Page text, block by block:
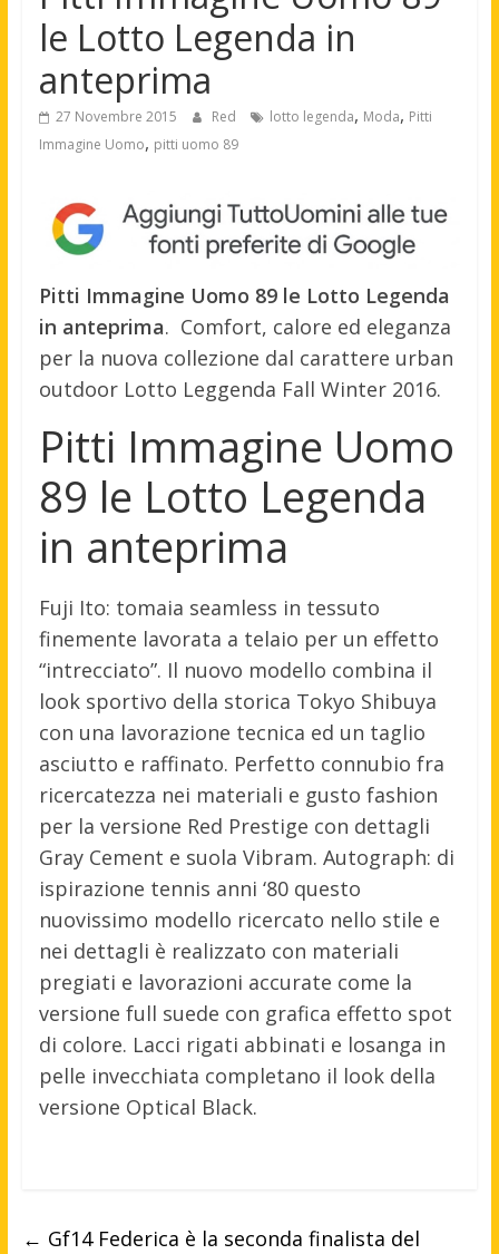
le Lotto Legenda in
anteprima
27 Novembre 2015 Red lotto legenda, Moda, Pitti
Immagine Uomo, pitti uomo 89
Pitti Immagine Uomo 89 le Lotto Legenda
in anteprima. Comfort, calore ed eleganza
per la nuova collezione dal carattere urban
outdoor Lotto Leggenda Fall Winter 2016.
Pitti Immagine Uomo
89 le Lotto Legenda
in anteprima
Fuji Ito: tomaia seamless in tessuto
finemente lavorata a telaio per un effetto
“intrecciato”. Il nuovo modello combina il
look sportivo della storica Tokyo Shibuya
con una lavorazione tecnica ed un taglio
asciutto e raffinato. Perfetto connubio fra
ricercatezza nei materiali e gusto fashion
per la versione Red Prestige con dettagli
Gray Cement e suola Vibram. Autograph: di
ispirazione tennis anni ‘80 questo
nuovissimo modello ricercato nello stile e
nei dettagli è realizzato con materiali
pregiati e lavorazioni accurate come la
versione full suede con grafica effetto spot
di colore. Lacci rigati abbinati e losanga in
pelle invecchiata completano il look della
versione Optical Black.
← Gf14 Federica è la seconda finalista del